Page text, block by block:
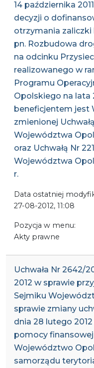
14 października
decyzji o
otrzymania
pn. Rozbudowa
na odcinku
realizowanego w
Programu
Opolskiego na lata
beneficjentem jest
zmienionej
Województwa
oraz Uchwałą Nr
Województwa
r.
Data ostatniej
27-08-2012, 11:08
Pozycja w menu:
Akty prawne
Uchwała Nr 2642/
2012 w sprawie
Sejmiku
sprawie zmiany
dnia 28 lutego
pomocy
Województwo
samorządu